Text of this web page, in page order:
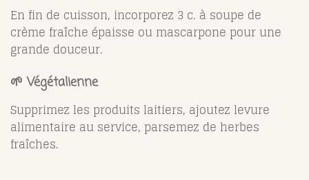
En fin de cuisson, incorporez 3 c. à soupe de
crème fraîche épaisse ou mascarpone pour une
grande douceur.
🌱 Végétalienne
Supprimez les produits laitiers, ajoutez levure
alimentaire au service, parsemez de herbes
fraîches.